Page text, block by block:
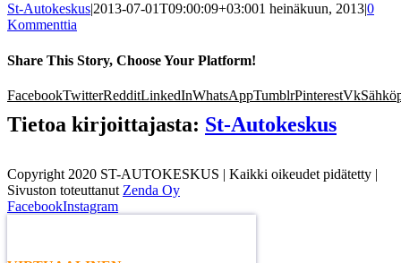
St-Autokeskus|2013-07-01T09:00:09+03:001 heinäkuun, 2013|0
Kommenttia
Share This Story, Choose Your Platform!
FacebookTwitterRedditLinkedInWhatsAppTumblrPinterestVk
Tietoa kirjoittajasta: St-Autokeskus
Copyright 2020 ST-AUTOKESKUS | Kaikki oikeudet pidätetty |
Sivuston toteuttanut Zenda Oy
FacebookInstagram